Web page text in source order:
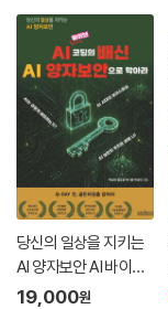
__공격 분석과 기술적
__양자 컴퓨팅
__쇼어 알고리듬
____1단계 - 큐비트
____2단계 - 임의의
____3단계 - 양자 측정
____4단계 - 올바른
__양자 푸리에 변화
____5단계 - 인수 분
____쇼어의 알고리듬
__양자 내성 암호화
XX에 대해서도 알아본다.
7장, ‘타원 곡선’에서
곡선에 대해서 알아본
코인이라는 디지털 화
원 곡선을 채택했다.
대해서 알아본다.
8장, ‘양자 암호화’에
해 온 대부분의 알고리
하게 되는지 살펴본다.
-Cryptography)다. 그
종류의 암호화 중 하나
당신의 일상을 지키는
AI 양자보안 AI 바이브
코딩의 배신 AI 양자보
19,000원